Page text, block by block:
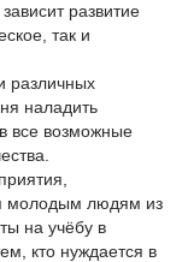
развитие
так и
различных
наладить
все возможные
молодым людям из
на учёбу в
кто нуждается в